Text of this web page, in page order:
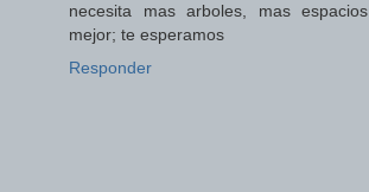
necesita mas arboles, mas
mejor; te esperamos
Responder